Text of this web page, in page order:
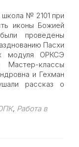
школа № 2101 при
иконы Божией
проведены
Пасхи
модуля ОРКСЭ
Мастер-классы
и Гехман
рассказ о
, Работа в